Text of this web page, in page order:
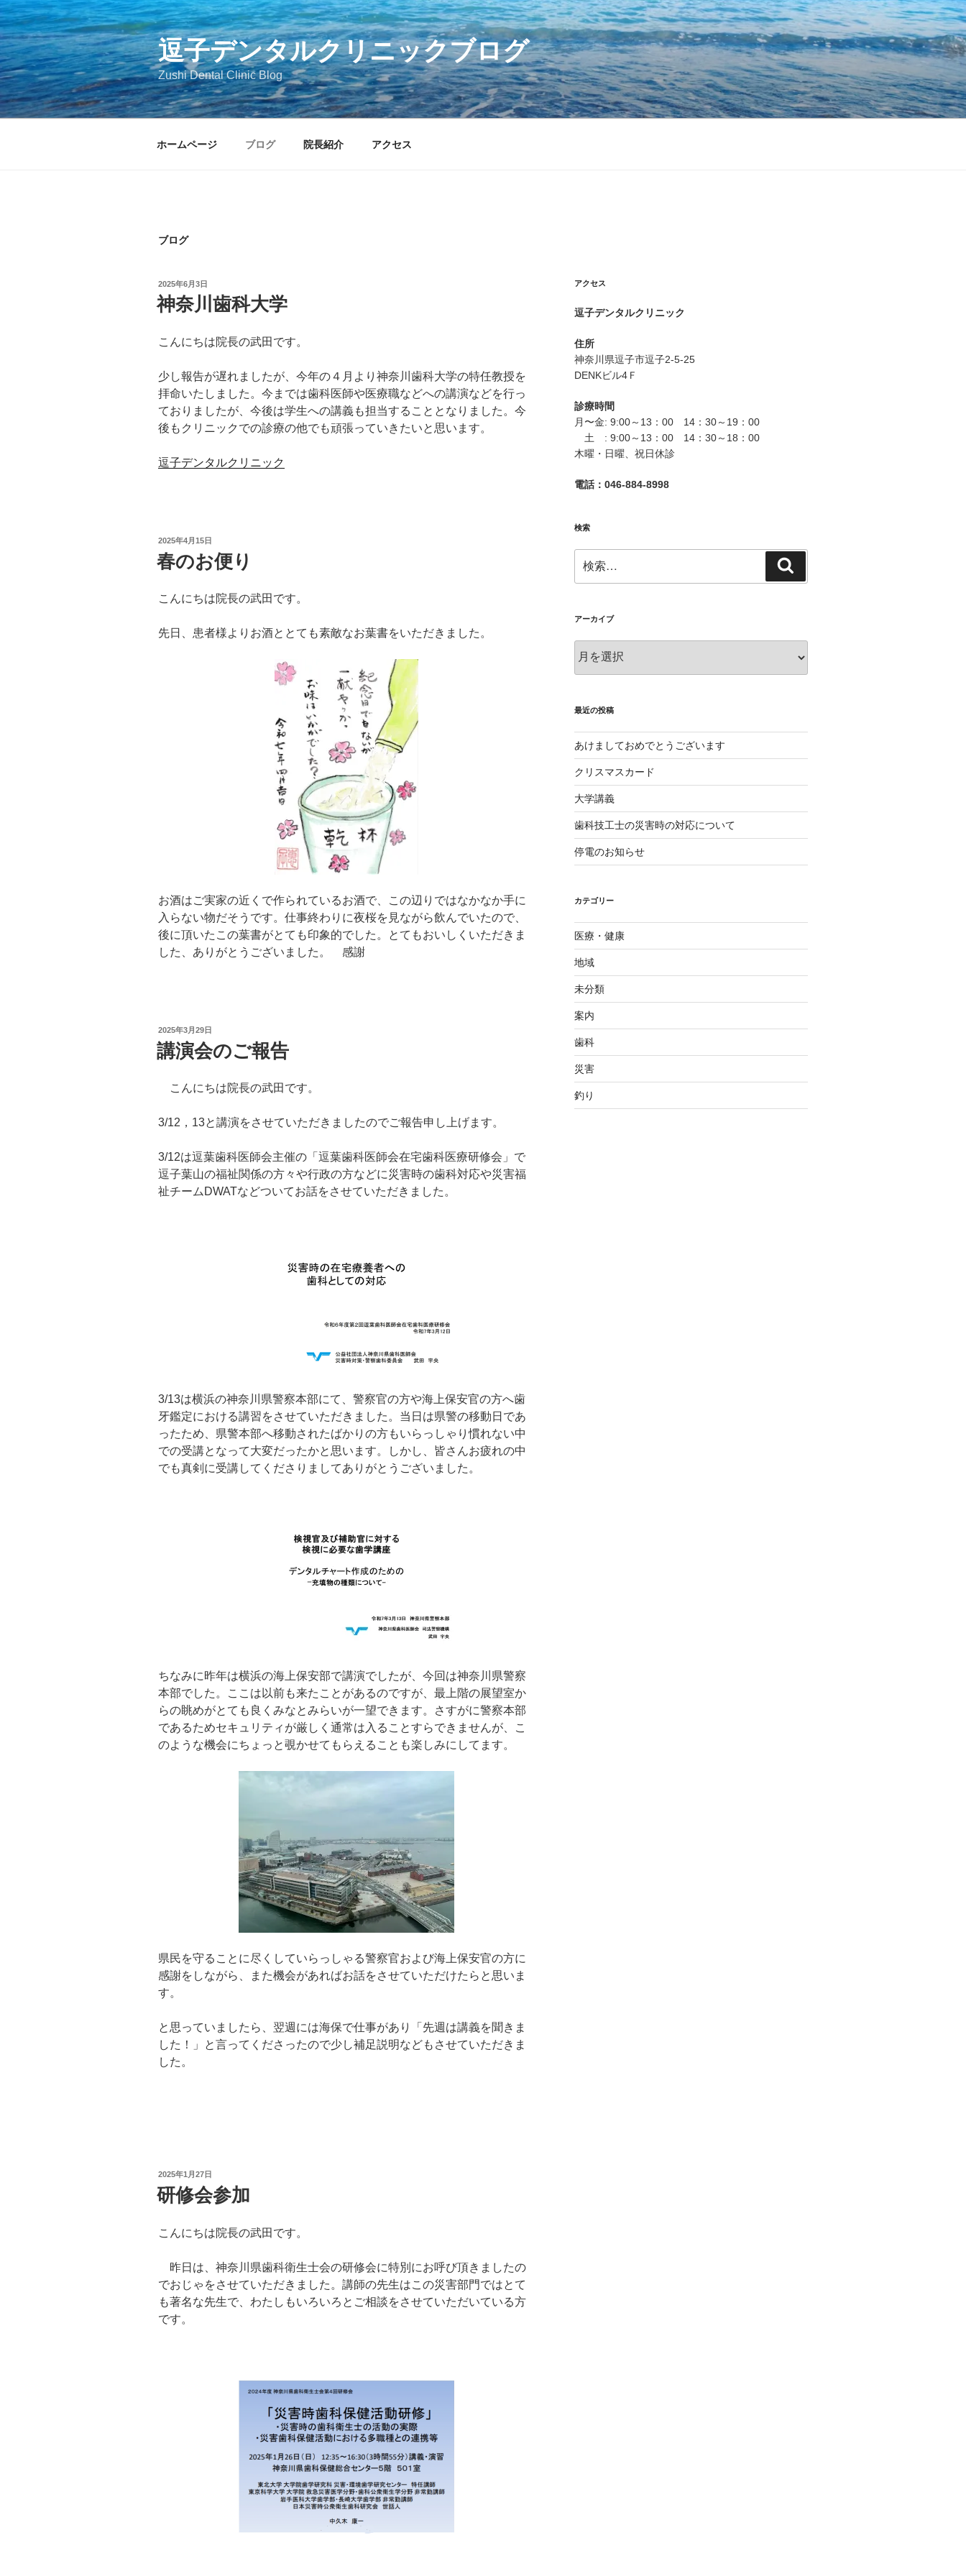
コ
ン
テ
ン
ツ
へ
ス
逗子デンタルクリニックブログ
Zushi Dental Clinic Blog
ホームページ ブログ 院長紹介 アクセス
ブログ
投
稿
日:
2025年6月3日
神奈川歯科大学
こんにちは院長の武田です。
少し報告が遅れましたが、今年の４月より神奈川歯科大学の特任教授を
拝命いたしました。今までは歯科医師や医療職などへの講演などを行っ
ておりましたが、今後は学生への講義も担当することとなりました。今
後もクリニックでの診療の他でも頑張っていきたいと思います。
逗子デンタルクリニック
投
稿
日:
2025年4月15日
春のお便り
こんにちは院長の武田です。
先日、患者様よりお酒ととても素敵なお葉書をいただきました。
お酒はご実家の近くで作られているお酒で、この辺りではなかなか手に
入らない物だそうです。仕事終わりに夜桜を見ながら飲んでいたので、
後に頂いたこの葉書がとても印象的でした。とてもおいしくいただきま
した、ありがとうございました。 感謝
投
稿
日:
2025年3月29日
講演会のご報告
こんにちは院長の武田です。
3/12，13と講演をさせていただきましたのでご報告申し上げます。
3/12は逗葉歯科医師会主催の「逗葉歯科医師会在宅歯科医療研修会」で
逗子葉山の福祉関係の方々や行政の方などに災害時の歯科対応や災害福
祉チームDWATなどついてお話をさせていただきました。
3/13は横浜の神奈川県警察本部にて、警察官の方や海上保安官の方へ歯
牙鑑定における講習をさせていただきました。当日は県警の移動日であ
ったため、県警本部へ移動されたばかりの方もいらっしゃり慣れない中
での受講となって大変だったかと思います。しかし、皆さんお疲れの中
でも真剣に受講してくださりましてありがとうございました。
ちなみに昨年は横浜の海上保安部で講演でしたが、今回は神奈川県警察
本部でした。ここは以前も来たことがあるのですが、最上階の展望室か
らの眺めがとても良くみなとみらいが一望できます。さすがに警察本部
であるためセキュリティが厳しく通常は入ることすらできませんが、こ
のような機会にちょっと覗かせてもらえることも楽しみにしてます。
県民を守ることに尽くしていらっしゃる警察官および海上保安官の方に
感謝をしながら、また機会があればお話をさせていただけたらと思いま
す。
と思っていましたら、翌週には海保で仕事があり「先週は講義を聞きま
した！」と言ってくださったので少し補足説明などもさせていただきま
した。
投
稿
日:
2025年1月27日
研修会参加
こんにちは院長の武田です。
昨日は、神奈川県歯科衛生士会の研修会に特別にお呼び頂きましたの
でおじゃをさせていただきました。講師の先生はこの災害部門ではとて
も著名な先生で、わたしもいろいろとご相談をさせていただいている方
です。
アクセス
逗子デンタルクリニック
住所
神奈川県逗子市逗子2-5-25
DENKビル4Ｆ
診療時間
月〜金: 9:00～13：00 14：30～19：00
土 : 9:00～13：00 14：30～18：00
木曜・日曜、祝日休診
電話：046-884-8998
検索
索:
索
アーカイブ
ー
ブ
最近の投稿
あけましておめでとうございます
クリスマスカード
大学講義
歯科技工士の災害時の対応について
停電のお知らせ
カテゴリー
医療・健康
地域
未分類
案内
歯科
災害
釣り